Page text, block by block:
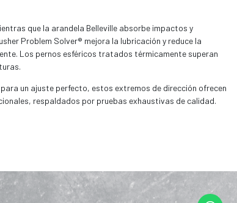
que la arandela Belleville absorbe impactos y
Problem Solver® mejora la lubricación y reduce la
Los pernos esféricos tratados térmicamente superan
un ajuste perfecto, estos extremos de dirección ofrecen
respaldados por pruebas exhaustivas de calidad.